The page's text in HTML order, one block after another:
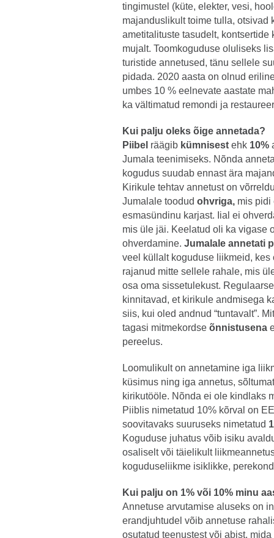
tingimustel (küte, elekter, vesi,
majanduslikult toime tulla, otsivad
ametitalituste tasudelt,
mujalt. Toomkoguduse oluliseks
turistide annetused, tänu sellele
pidada. 2020 aasta on olnud
umbes 10 % eelnevate aastate
ka vältimatud remondi ja
Kui palju oleks õige annetada?
Piibel räägib kümnisest ehk 10%
Jumala teenimiseks. Nõnda
kogudus suudab ennast ära
Kirikule tehtav annetust on
Jumalale toodud ohvriga, mis pidi
esmasündinu karjast. Iial ei
mis üle jäi. Keelatud oli ka vigase
ohverdamine. Jumalale annetati
veel küllalt koguduse liikmeid,
rajanud mitte sellele rahale, mis
osa oma sissetulekust.
kinnitavad, et kirikule andmisega
siis, kui oled andnud “tuntavalt”.
tagasi mitmekordse õnnistusena
pereelus.
Loomulikult on annetamine iga
küsimus ning iga annetus,
kirikutööle. Nõnda ei ole kindlaks
Piiblis nimetatud 10% kõrval on
soovitavaks suuruseks nimetatud
Koguduse juhatus võib isiku
osaliselt või täielikult
koguduseliikme isiklikke,
Kui palju on 1% või 10% minu
Annetuse arvutamise aluseks on
erandjuhtudel võib annetuse
osutatud teenustest või abist,